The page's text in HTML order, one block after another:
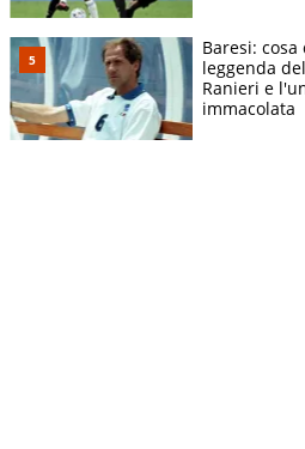
Baresi:
leggenda
Ranieri e
immacolata